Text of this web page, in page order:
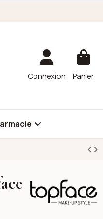
Connexion Panier
Topface